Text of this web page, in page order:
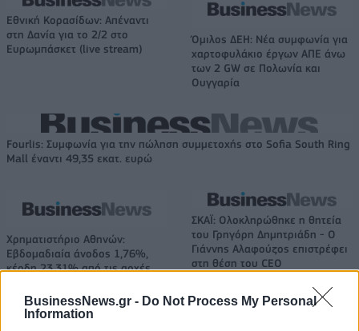
BusinessNews.gr - Do Not Process My Personal
Information
Εθνική Κορασίδων: Απέναντι
στη Δανία για το 2/2 στο
Ευρωμπάσκετ (live stream)
Όμιλος ΔΕΗ: Νέα συμφωνία για
χαρτοφυλάκιο έργων ΑΠΕ άνω
των 2 GW σε Πολωνία και
Ουγγαρία
Fourlis: Συμφωνία για την πώληση συμμετοχής στο Sofia South Ring
Mall έναντι 49,35 εκατ. ευρώ
Χρηματιστήριο Αθηνών:
Εβδομαδιαία άνοδος 1,76%,
κέρδη 23,31% από τις αρχές
ΣΚΑΪ: Ολοκληρώθηκε η θητεία
του Γρηγόρη Δημητριάδη - Ο
Γιάννης Αλαφούζος επιστρέφει
στη θέση του CEO